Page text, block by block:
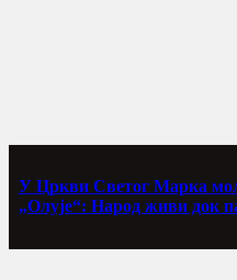
У Цркви Светог Марка
„Олује“: Народ живи док